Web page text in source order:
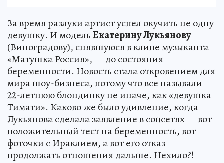
За время разлуки артист успел окучить не одну
девушку. И модельЕкатерину Лукьянову
(Виноградову), снявшуюся в клипе музыканта
«Матушка Россия», — до состояния
беременности. Новость стала откровением для
мира шоу-бизнеса, потому что все называли
22-летнюю блондинку не иначе, как «девушка
Тимати». Каково же было удивление, когда
Лукьянова сделала заявление в соцсетях — вот
положительный тест на беременность, вот
фоточки с Ираклием, а вот его отказ
продолжать отношения дальше. Нехило?!